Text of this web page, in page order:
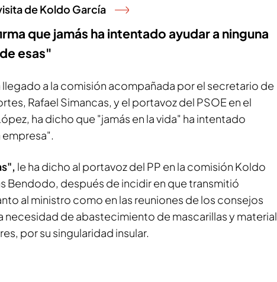
de Koldo García
que jamás ha intentado ayudar a ninguna
esas"
a la comisión acompañada por el secretario de
Rafael Simancas, y el portavoz del PSOE en el
ha dicho que "jamás en la vida" ha intentado
empresa".
le ha dicho al portavoz del PP en la comisión Koldo
Bendodo, después de incidir en que transmitió
al ministro como en las reuniones de los consejos
necesidad de abastecimiento de mascarillas y material
por su singularidad insular.